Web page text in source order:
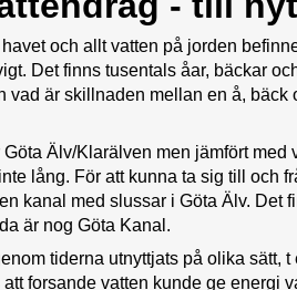
och allt vatten på jorden
Det finns tusentals åar, bäckar
vad är skillnaden mellan en å, bäck
Älv/Klarälven men jämfört med
lång. För att kunna ta sig till och
kanal med slussar i Göta Älv. Det
är nog Göta Kanal.
tiderna utnyttjats på olika sätt, t
forsande vatten kunde ge energi